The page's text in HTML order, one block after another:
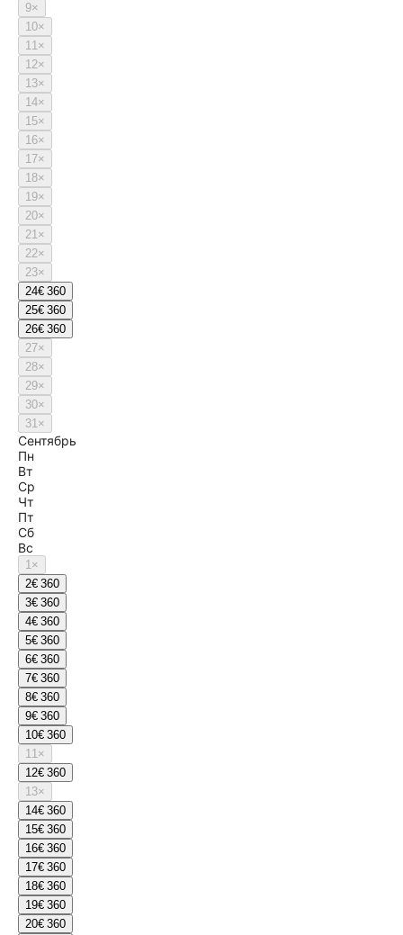
9×
10×
11×
12×
13×
14×
15×
16×
17×
18×
19×
20×
21×
22×
23×
24€ 360
25€ 360
26€ 360
27×
28×
29×
30×
31×
Сентябрь
Пн
Вт
Ср
Чт
Пт
Сб
Вс
1×
2€ 360
3€ 360
4€ 360
5€ 360
6€ 360
7€ 360
8€ 360
9€ 360
10€ 360
11×
12€ 360
13×
14€ 360
15€ 360
16€ 360
17€ 360
18€ 360
19€ 360
20€ 360